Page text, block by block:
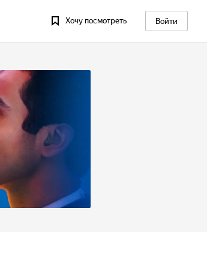
Хочу посмотреть Войти